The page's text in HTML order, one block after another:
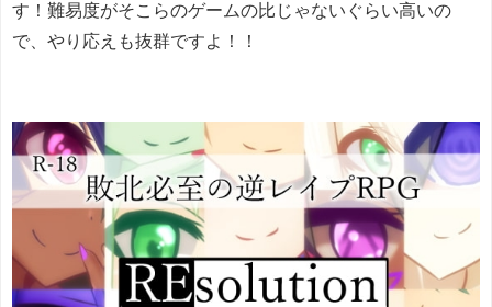
す！難易度がそこらのゲームの比じゃないぐらい高いの
で、やり応えも抜群ですよ！！